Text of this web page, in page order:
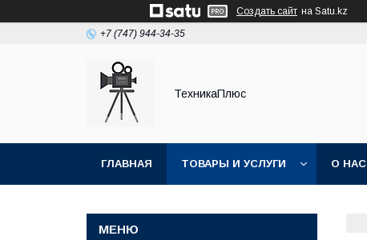
Создать сайт на Satu.kz
+7 (747) 944-34-35
ТехникаПлюс
ГЛАВНАЯ ТОВАРЫ И УСЛУГИ О НАС